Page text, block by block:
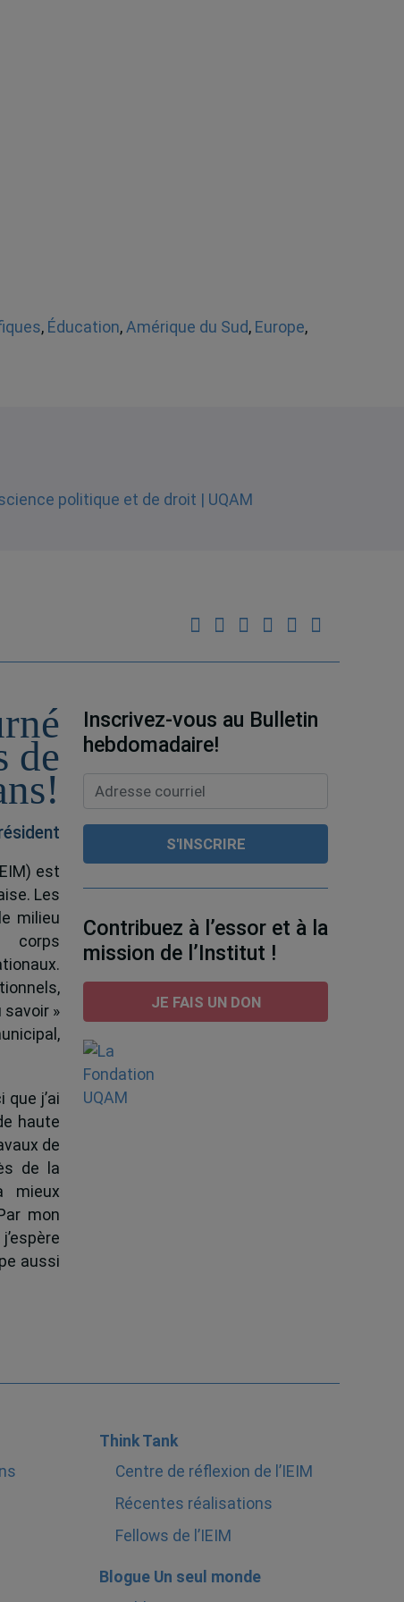
, Éducation, Amérique du Sud, Europe,
de
est
Les
milieu
corps
»
j’ai
haute
de
de la
mieux
mon
aussi
Inscrivez-vous au Bulletin
hebdomadaire!
Contribuez à l’essor et à la
mission de l’Institut !
JE FAIS UN DON
Think Tank
Centre de réflexion de l’IEIM
Récentes réalisations
Fellows de l’IEIM
Blogue Un seul monde